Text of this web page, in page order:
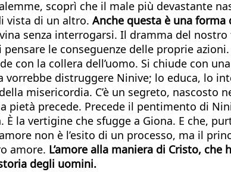
scoprì che il male più devastante
vista di un altro. Anche questa è una
senza interrogarsi. Il dramma del
le conseguenze delle proprie
con la collera dell’uomo. Si chiude con
vorrebbe distruggere Ninive; lo educa, lo
misericordia. C’è un segreto,
pietà precede. Precede il pentimento di
È la vertigine che sfugge a Giona. E che,
non è l’esito di un processo, ma il
amore. L’amore alla maniera di Cristo,
degli uomini.